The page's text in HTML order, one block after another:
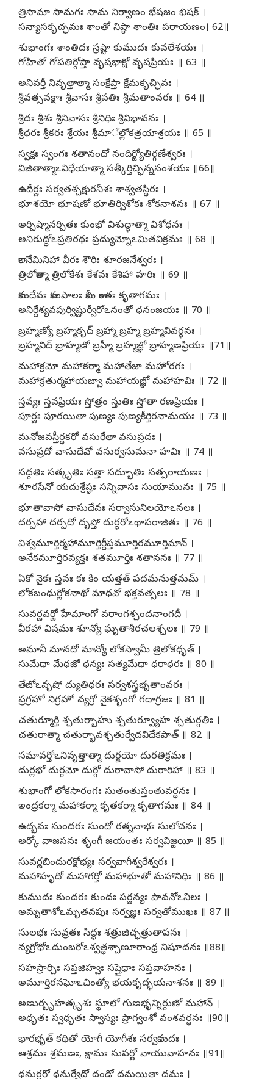
త్రిసామా సామగః సామ నిర్వాణం భేషజం భిషక్ ।
సన్యాసకృచ్ఛమః శాంతో నిష్ఠా శాంతిః పరాయణం। 62॥
శుభాంగః శాంతిదః స్రష్టా కుముదః కువలేశయః ।
గోహితో గోపతిర్గోప్తా వృషభాక్షో వృషప్రియః ॥ 63 ॥
అనివర్తీ నివృత్తాత్మా సంక్షేప్తా క్షేమకృచ్ఛివః ।
శ్రీవత్సవక్షాః శ్రీవాసః శ్రీపతిః శ్రీమతాంవరః ॥ 64 ॥
శ్రీదః శ్రీశః శ్రీనివాసః శ్రీనిధిః శ్రీవిభావనః ।
శ్రీధరః శ్రీకరః శ్రేయః శ్రీమాँల్లోకత్రయాశ్రయః ॥ 65 ॥
స్వక్షః స్వంగః శతానందో నందిర్జ్యోతిర్గణేశ్వరః ।
విజితాత్మాఽవిధేయాత్మా సత్కీర్తిచ్ఛిన్నసంశయః ॥66॥
ఉదీర్ణః సర్వతశ్చక్షురనీశః శాశ్వతస్థిరః ।
భూశయో భూషణో భూతిర్విశోకః శోకనాశనః ॥ 67 ॥
అర్చిష్మానర్చితః కుంభో విశుద్ధాత్మా విశోధనః ।
అనిరుద్ధోఽప్రతిరథః ప్రద్యుమ్నోఽమితవిక్రమః ॥ 68 ॥
కాలనేమినిహా వీరః శౌరిః శూరజనేశ్వరః ।
త్రిలోకాత్మా త్రిలోకేశః కేశవః కేశిహా హరిః ॥ 69 ॥
కామదేవః కామపాలః కామీ కాంతః కృతాగమః ।
అనిర్దేశ్యవపుర్విష్ణుర్వీరోఽనంతో ధనంజయః ॥ 70 ॥
బ్రహ్మణ్యో బ్రహ్మకృద్ బ్రహ్మా బ్రహ్మ బ్రహ్మవివర్ధనః ।
బ్రహ్మవిద్ బ్రాహ్మణో బ్రహ్మీ బ్రహ్మజ్ఞో బ్రాహ్మణప్రియః ॥71॥
మహాక్రమో మహాకర్మా మహాతేజా మహోరగః ।
మహాక్రతుర్మహాయజ్వా మహాయజ్ఞో మహాహవిః ॥ 72 ॥
స్తవ్యః స్తవప్రియః స్తోత్రం స్తుతిః స్తోతా రణప్రియః ।
పూర్ణః పూరయితా పుణ్యః పుణ్యకీర్తిరనామయః ॥ 73 ॥
మనోజవస్తీర్థకరో వసురేతా వసుప్రదః ।
వసుప్రదో వాసుదేవో వసుర్వసుమనా హవిః ॥ 74 ॥
సద్గతిః సత్కృతిః సత్తా సద్భూతిః సత్పరాయణః ।
శూరసేనో యదుశ్రేష్ఠః సన్నివాసః సుయామునః ॥ 75 ॥
భూతావాసో వాసుదేవః సర్వాసునిలయోఽనలః ।
దర్పహా దర్పదో దృప్తో దుర్ధరోఽథాపరాజితః ॥ 76 ॥
విశ్వమూర్తిర్మహామూర్తిర్దీప్తమూర్తిరమూర్తిమాన్ ।
అనేకమూర్తిరవ్యక్తః శతమూర్తిః శతాననః ॥ 77 ॥
ఏకో నైకః స్తవః కః కిం యత్తత్ పదమనుత్తమమ్ ।
లోకబంధుర్లోకనాథో మాధవో భక్తవత్సలః ॥ 78 ॥
సువర్ణవర్ణో హేమాంగో వరాంగశ్చందనాంగదీ ।
వీరహా విషమః శూన్యో ఘృతాశీరచలశ్చలః ॥ 79 ॥
అమానీ మానదో మాన్యో లోకస్వామీ త్రిలోకధృత్ ।
సుమేధా మేధజో ధన్యః సత్యమేధా ధరాధరః ॥ 80 ॥
తేజోఽవృషో ద్యుతిధరః సర్వశస్త్రభృతాంవరః ।
ప్రగ్రహో నిగ్రహో వ్యగ్రో నైకశృంగో గదాగ్రజః ॥ 81 ॥
చతుర్మూర్తి శ్చతుర్బాహు శ్చతుర్వ్యూహ శ్చతుర్గతిః ।
చతురాత్మా చతుర్భావశ్చతుర్వేదవిదేకపాత్ ॥ 82 ॥
సమావర్తోఽనివృత్తాత్మా దుర్జయో దురతిక్రమః ।
దుర్లభో దుర్గమో దుర్గో దురావాసో దురారిహా ॥ 83 ॥
శుభాంగో లోకసారంగః సుతంతుస్తంతువర్ధనః ।
ఇంద్రకర్మా మహాకర్మా కృతకర్మా కృతాగమః ॥ 84 ॥
ఉద్భవః సుందరః సుందో రత్ననాభః సులోచనః ।
అర్కో వాజసనః శృంగీ జయంతః సర్వవిజ్జయీ ॥ 85 ॥
సువర్ణబిందురక్షోభ్యః సర్వవాగీశ్వరేశ్వరః ।
మహాహృదో మహాగర్తో మహాభూతో మహానిధిః ॥ 86 ॥
కుముదః కుందరః కుందః పర్జన్యః పావనోఽనిలః ।
అమృతాశోఽమృతవపుః సర్వజ్ఞః సర్వతోముఖః ॥ 87 ॥
సులభః సువ్రతః సిద్ధః శత్రుజిచ్ఛత్రుతాపనః ।
న్యగ్రోధోఽదుంబరోఽశ్వత్థశ్చాణూరాంధ్ర నిషూదనః ॥88॥
సహస్రార్చిః సప్తజిహ్వః సప్తైధాః సప్తవాహనః ।
అమూర్తిరనఘోఽచింత్యో భయకృద్భయనాశనః ॥ 89 ॥
అణుర్బృహత్కృశః స్థూలో గుణభృన్నిర్గుణో మహాన్ ।
అధృతః స్వధృతః స్వాస్యః ప్రాగ్వంశో వంశవర్ధనః ॥90॥
భారభృత్ కథితో యోగీ యోగీశః సర్వకామదః ।
ఆశ్రమః శ్రమణః, క్షామః సుపర్ణో వాయువాహనః ॥91॥
ధనుర్ధరో ధనుర్వేదో దండో దమయితా దమః ।